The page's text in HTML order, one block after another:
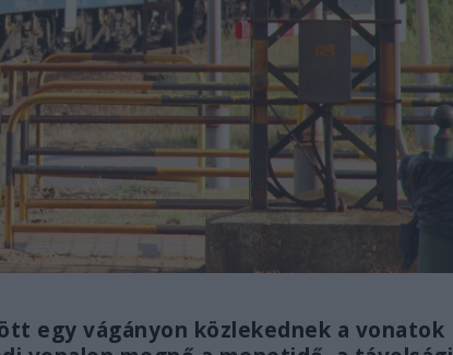
egy vágányon közlekednek a vonatok